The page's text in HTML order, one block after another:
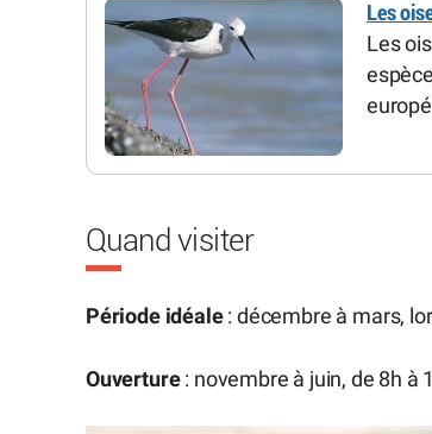
Les
Les
Quand visiter
Période idéale: décembre à mars,
Ouverture: novembre à juin, de 8h à